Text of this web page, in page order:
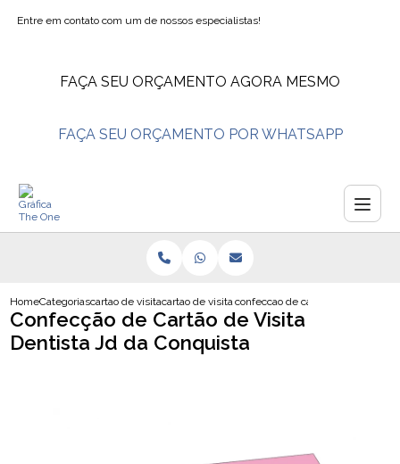
Entre em contato com um de nossos especialistas!
FAÇA SEU ORÇAMENTO AGORA MESMO
FAÇA SEU ORÇAMENTO POR WHATSAPP
HomeCategoriascartao de visitacartao de visita psicologoconfeccao de cartao de visita
Confecção de Cartão de Visita
Dentista Jd da Conquista